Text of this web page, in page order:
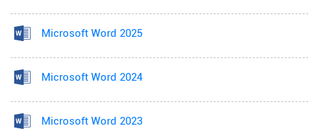
Microsoft Word 2025
Microsoft Word 2024
Microsoft Word 2023